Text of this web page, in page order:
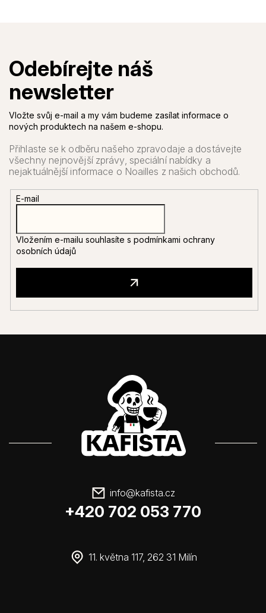
Vložte svůj e-mail a my vám budeme zasílat informace o
nových produktech na našem e-shopu.
E-mail
Vložením e-mailu souhlasíte s podmínkami ochrany
osobních údajů
info@kafista.cz
+420 702 053 770
11. května 117, 262 31 Milín